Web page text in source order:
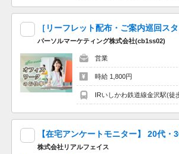
務・商品ディスプレイ・値札付け・在庫管
店舗経営・マーケティングに興味のある方
レストラン・ホテルでのホールスタッフ・
コールセンター・テレフォンアポインター
ー・カスタマーサポートでの勤務経験がある
Uターン・Iターン希望の方
子育て卒業により社会復帰・職場復帰をお考
ママさんスタッフ・パパさんスタッフが働
の方
スキルアップ・キャリアアップしたい方
パーソルマーケティング株式会社(cb1ss02)
営業
時給 1,800円
株式会社リアルフェイス